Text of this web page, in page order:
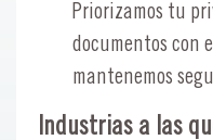
Priorizamos tu
documentos con
mantenemos
Industrias a las